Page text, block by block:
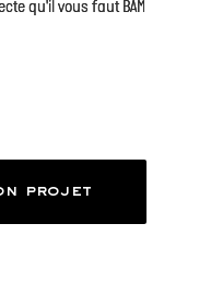
qu'il vous faut BAM
projet